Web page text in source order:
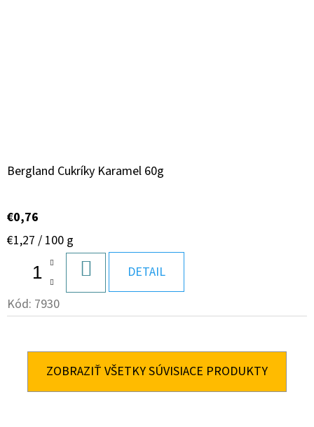
Bergland Cukríky Karamel 60g
€0,76
Jednotková
€1,27 / 100 g
KOŠÍKA
DETAIL
Kód: 7930
ZOBRAZIŤ VŠETKY SÚVISIACE PRODUKTY